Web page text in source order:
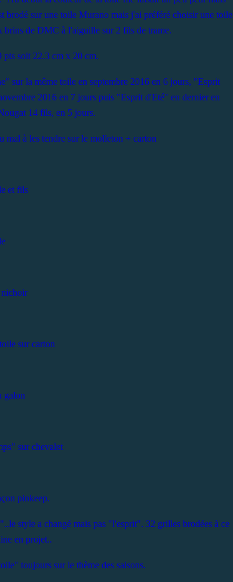
brodé sur une toile Murano mais j'ai préféré choisir une toile
de DMC à l'aiguille sur 2 fils de trame.
soit 22.3 cm x 20 cm.
sur la même toile en septembre 2016 en 6 jours, "Esprit
2016 en 7 jours puis "Esprit d'Eté" en dernier en
14 fils, en 5 jours.
mal à les tendre sur le molleton + carton
et fils
sur carton
galon
sur chevalet
pinkeep.
style a changé mais pas "l'esprit". 32 grilles brodées à ce
en projet..
toujours sur le thème des saisons.